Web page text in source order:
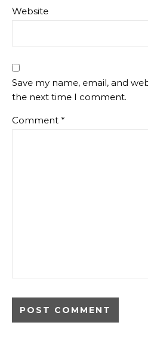
Website
Save my name, email, and
the next time I comment.
Comment *